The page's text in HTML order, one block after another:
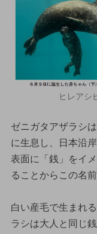
ヒレアシ
ゼニガタアザラシ
に生息し、日本沿
表面に「銭」をイ
ることからこの名
白い産毛で生まれ
ラシは大人と同じ